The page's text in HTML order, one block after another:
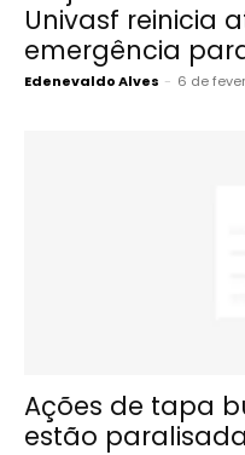
Univasf reinicia
emergência
Edenevaldo Alves - 6 de
Ações de tapa
estão